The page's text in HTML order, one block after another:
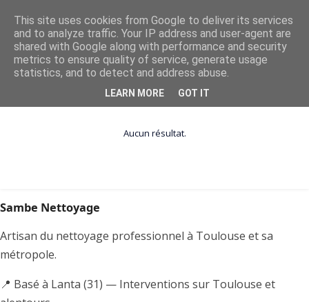
Affichage des articles associés au libellé A-PROPOS
Aucun résultat.
Sambe Nettoyage
Artisan du nettoyage professionnel à Toulouse et sa
métropole.
📍 Basé à Lanta (31) — Interventions sur Toulouse et
This site uses cookies from Google to deliver its services
and to analyze traffic. Your IP address and user-agent are
shared with Google along with performance and security
metrics to ensure quality of service, generate usage
statistics, and to detect and address abuse.
LEARN MORE GOT IT